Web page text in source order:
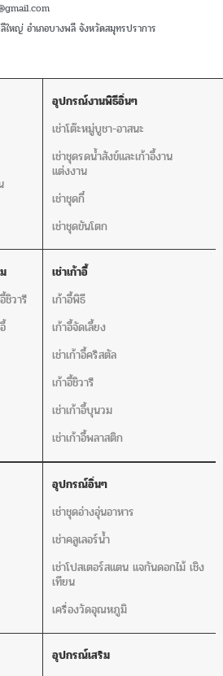
หญ่ อำเภอบางพลี จังหวัดสมุทรปราการ
อุปกรณ์งานพิธีอิ่นๆ
เช่าโต๊ะหมู่บูชา-อาสนะ
เช่าชุดรดน้ำสังข์และเก้าอี้งาน
แต่งงาน
เช่าชุดกี๋
เช่าชุดขันโตก
ชิวารี
เช่าเก้าอี้
เก้าอี้พิธี
เก้าอี้จัดเลี้ยง
เช่าเก้าอี้คริสตัล
เก้าอี้ชิวารี
เช่าเก้าอี้บุนวม
เช่าเก้าอี้พลาสติก
อุปกรณ์อิ่นๆ
เช่าชุดอ่างอุ่นอาหาร
เช่าคลูเลอร์น้ำ
เช่าโปสเตอร์สแตน แจกันดอกไม้ เชิง
เทียน
เครื่องวัดอุณหภูมิ
อุปกรณ์เสริม